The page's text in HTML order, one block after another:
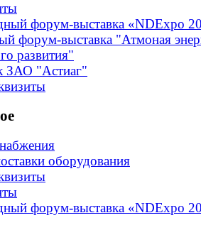
форум-выставка «NDExpo
форум-выставка "Атмоная
развития"
ЗАО "Астиаг"
оборудования
форум-выставка «NDExpo